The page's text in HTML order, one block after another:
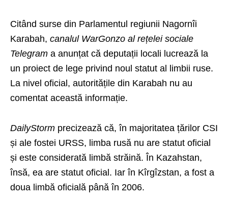
Citând surse din Parlamentul regiunii Nagornîi
Karabah, canalul WarGonzo al rețelei sociale
Telegram a anunțat că deputații locali lucrează la
un proiect de lege privind noul statut al limbii ruse.
La nivel oficial, autoritățile din Karabah nu au
comentat această informație.
DailyStorm precizează că, în majoritatea țărilor CSI
și ale fostei URSS, limba rusă nu are statut oficial
și este considerată limbă străină. În Kazahstan,
însă, ea are statut oficial. Iar în Kîrgîzstan, a fost a
doua limbă oficială până în 2006.